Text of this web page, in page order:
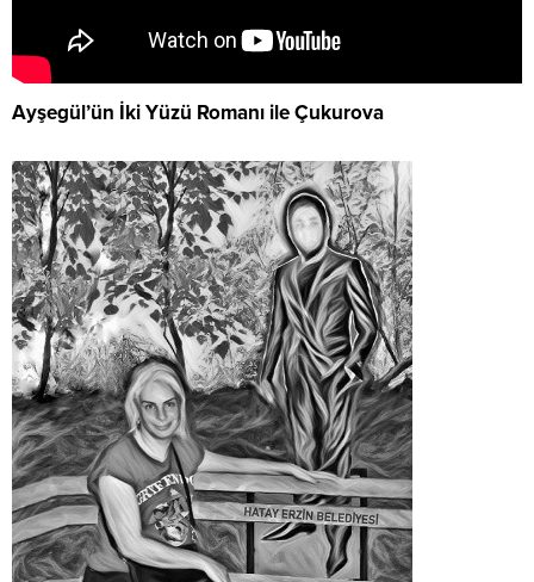
Ayşegül’ün İki Yüzü Romanı ile Çukurova